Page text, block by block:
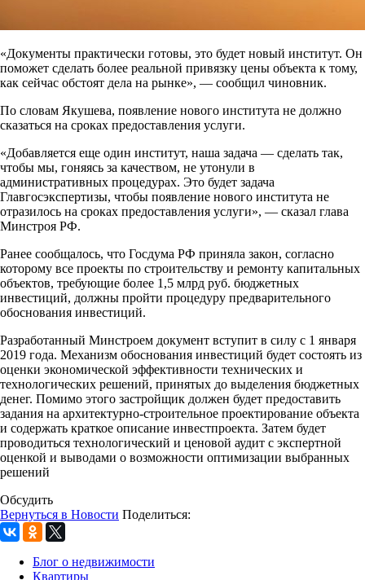
«Документы практически готовы, это будет новый институт. Он
поможет сделать более реальной привязку цены объекта к тому,
как сейчас обстоят дела на рынке», — сообщил чиновник.
По словам Якушева, появление нового института не должно
сказаться на сроках предоставления услуги.
«Добавляется еще один институт, наша задача — сделать так,
чтобы мы, гоняясь за качеством, не утонули в
административных процедурах. Это будет задача
Главгосэкспертизы, чтобы появление нового института не
отразилось на сроках предоставления услуги», — сказал глава
Минстроя РФ.
Ранее сообщалось, что Госдума РФ приняла закон, согласно
которому все проекты по строительству и ремонту капитальных
объектов, требующие более 1,5 млрд руб. бюджетных
инвестиций, должны пройти процедуру предварительного
обоснования инвестиций.
Разработанный Минстроем документ вступит в силу с 1 января
2019 года. Механизм обоснования инвестиций будет состоять из
оценки экономической эффективности технических и
технологических решений, принятых до выделения бюджетных
денег. Помимо этого застройщик должен будет предоставить
задания на архитектурно-строительное проектирование объекта
и содержать краткое описание инвестпроекта. Затем будет
проводиться технологический и ценовой аудит с экспертной
оценкой и выводами о возможности оптимизации выбранных
решений
Обсудить
Вернуться в Новости Поделиться:
Блог о недвижимости
Квартиры